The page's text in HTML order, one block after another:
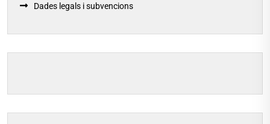
Dades legals i subvencions